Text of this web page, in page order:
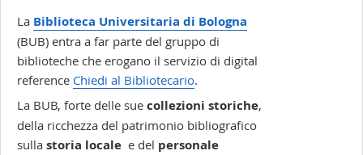
La Biblioteca Universitaria di Bologna
(BUB) entra a far parte del gruppo di
biblioteche che erogano il servizio di digital
reference Chiedi al Bibliotecario.
La BUB, forte delle sue collezioni storiche,
della ricchezza del patrimonio bibliografico
sullastoria locale e del personale